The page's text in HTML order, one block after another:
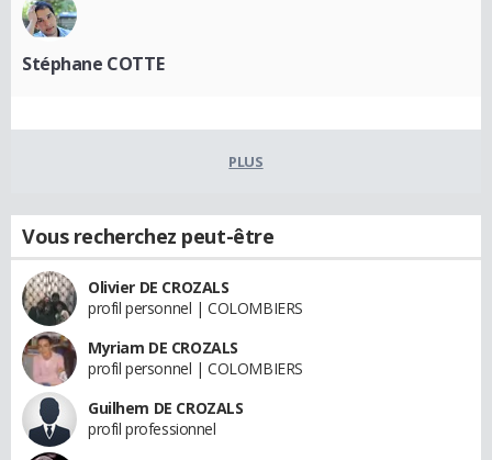
Stéphane COTTE
PLUS
Vous recherchez peut-être
Olivier DE CROZALS
profil personnel | COLOMBIERS
Myriam DE CROZALS
profil personnel | COLOMBIERS
Guilhem DE CROZALS
profil professionnel